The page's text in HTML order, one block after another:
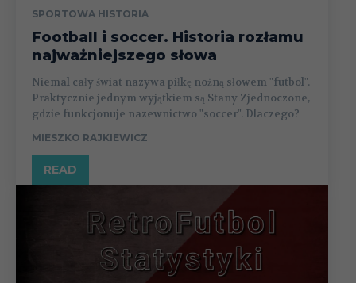
SPORTOWA HISTORIA
Football i soccer. Historia rozłamu
najważniejszego słowa
Niemal cały świat nazywa piłkę nożną słowem "futbol".
Praktycznie jednym wyjątkiem są Stany Zjednoczone,
gdzie funkcjonuje nazewnictwo "soccer". Dlaczego?
MIESZKO RAJKIEWICZ
READ